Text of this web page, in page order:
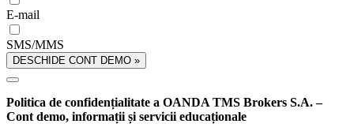
E-mail
SMS/MMS
DESCHIDE CONT DEMO »
Politica de confidențialitate a OANDA TMS Brokers S.A. –
Cont demo, informații și servicii educaționale